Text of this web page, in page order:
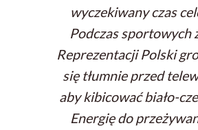
wyczekiwany czas
Podczas sportowych
Reprezentacji Polski
się tłumnie przed
aby kibicować biało-
Energię do